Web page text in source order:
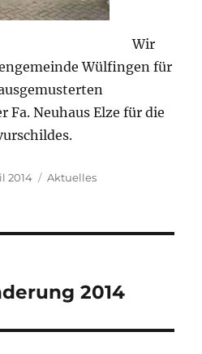
Wir
Wülfingen für
Fa. Neuhaus Elze für die
2014 Kategorien
Aktuelles
2014